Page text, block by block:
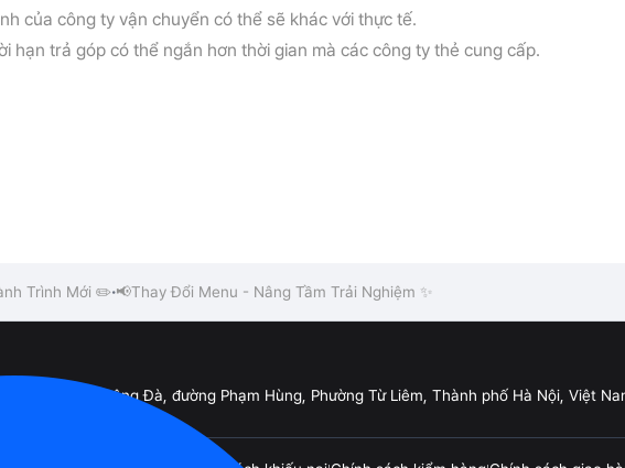
của công ty vận chuyển có thể sẽ khác với thực tế.
hạn trả góp có thể ngắn hơn thời gian mà các công ty thẻ cung cấp.
Trình Mới ✏️•📢Thay Đổi Menu - Nâng Tầm Trải Nghiệm ✨
B, Tòa nhà Sông Đà, đường Phạm Hùng, Phường Từ Liêm, Thành phố Hà Nội, Việt
0110168245